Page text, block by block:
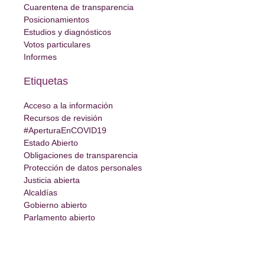
Cuarentena de transparencia
Posicionamientos
Estudios y diagnósticos
Votos particulares
Informes
Etiquetas
Acceso a la información
Recursos de revisión
#AperturaEnCOVID19
Estado Abierto
Obligaciones de transparencia
Protección de datos personales
Justicia abierta
Alcaldías
Gobierno abierto
Parlamento abierto